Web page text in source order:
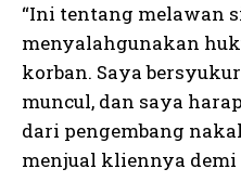
“Ini tentang melawan
menyalahgunakan
korban. Saya
muncul, dan saya
dari pengembang
menjual kliennya